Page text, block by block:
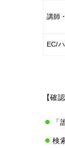
講師
EC/
【確
検